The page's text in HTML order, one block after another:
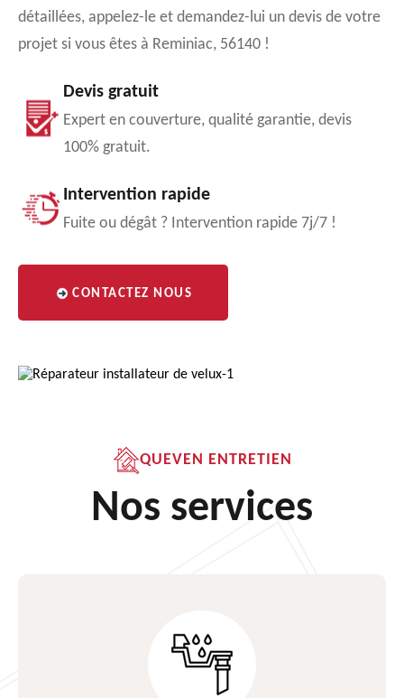
détaillées, appelez-le et demandez-lui un devis de votre
projet si vous êtes à Reminiac, 56140 !
Devis gratuit
Expert en couverture, qualité garantie, devis
100% gratuit.
Intervention rapide
Fuite ou dégât ? Intervention rapide 7j/7 !
CONTACTEZ NOUS
QUEVEN ENTRETIEN
Nos services